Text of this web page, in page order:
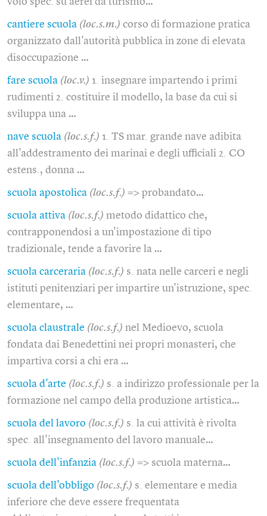
cantiere scuola (loc.s.m.) corso di formazione pratica
organizzato dall'autorità pubblica in zone di elevata
disoccupazione …
fare scuola (loc.v.) 1. insegnare impartendo i primi
rudimenti 2. costituire il modello, la base da cui si
sviluppa una …
nave scuola (loc.s.f.) 1. TS mar. grande nave adibita
all'addestramento dei marinai e degli ufficiali 2. CO
estens., donna …
scuola apostolica (loc.s.f.) => probandato…
scuola attiva (loc.s.f.) metodo didattico che,
contrapponendosi a un'impostazione di tipo
tradizionale, tende a favorire la …
scuola carceraria (loc.s.f.) s. nata nelle carceri e negli
istituti penitenziari per impartire un'istruzione, spec.
elementare, …
scuola claustrale (loc.s.f.) nel Medioevo, scuola
fondata dai Benedettini nei propri monasteri, che
impartiva corsi a chi era …
scuola d'arte (loc.s.f.) s. a indirizzo professionale per la
formazione nel campo della produzione artistica…
scuola del lavoro (loc.s.f.) s. la cui attività è rivolta
spec. all'insegnamento del lavoro manuale…
scuola dell'infanzia (loc.s.f.) => scuola materna…
scuola dell'obbligo (loc.s.f.) s. elementare e media
inferiore che deve essere frequentata